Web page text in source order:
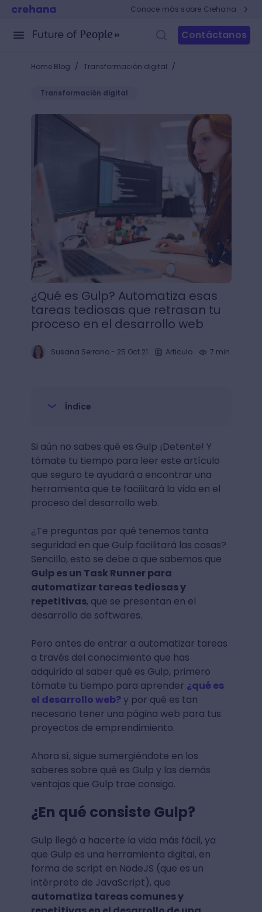
Conoce más sobre Crehana
Contáctanos
Home Blog / Transformación digital /
Transformación digital
¿Qué es Gulp? Automatiza esas tareas tediosas
¿Qué es Gulp? Automatiza esas
tareas tediosas que retrasan tu
proceso en el desarrollo web
Susana Serrano- 25 Oct 21 Articulo 7 min.
Índice
Si aún no sabes qué es Gulp ¡Detente! Y
tómate tu tiempo para leer este artículo
que seguro te ayudará a encontrar una
herramienta que te facilitará la vida en el
proceso del desarrollo web.
¿Te preguntas por qué tenemos tanta
seguridad en que Gulp facilitará las cosas?
Sencillo, esto se debe a que sabemos que
Gulp es un Task Runner para
automatizar tareas tediosas y
repetitivas, que se presentan en el
desarrollo de softwares.
Pero antes de entrar a automatizar tareas
a través del conocimiento que has
adquirido al saber qué es Gulp, primero
tómate tu tiempo para aprender ¿qué es
el desarrollo web?y por qué es tan
necesario tener una página web para tus
proyectos de emprendimiento.
Ahora sí, sigue sumergiéndote en los
saberes sobre qué es Gulp y las demás
ventajas que Gulp trae consigo.
¿En qué consiste Gulp?
Gulp llegó a hacerte la vida más fácil, ya
que Gulp es una herramienta digital, en
forma de script en NodeJS (que es un
intérprete de JavaScript), que
automatiza tareas comunes y